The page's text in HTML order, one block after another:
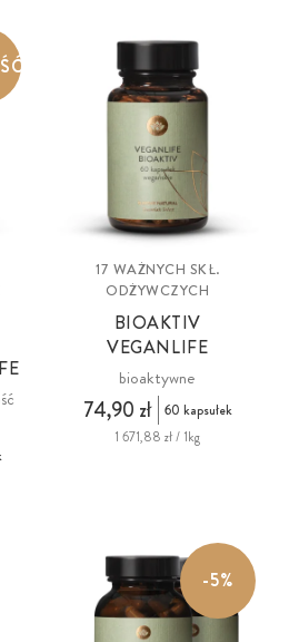
początkujących, VeganLife Essentials
składem, VeganLife Bioactive -
odżywczych oraz All in One -
diety o pełnym spektrum działania,
substancji roślinnych i
jagód i warzyw. Wybierz
zdrowia na diecie roślinnej!
17 WAŻNYCH SKŁ.
ODŻYWCZYCH
BIOAKTIV
VEGANLIFE
bioaktywne
74,90 zł
60 kapsułek
1 671,88 zł / 1kg
-5%